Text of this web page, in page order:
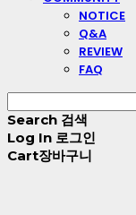
NOTICE
Q&A
REVIEW
FAQ
Search 검색
Log In 로그인
Cart장바구니